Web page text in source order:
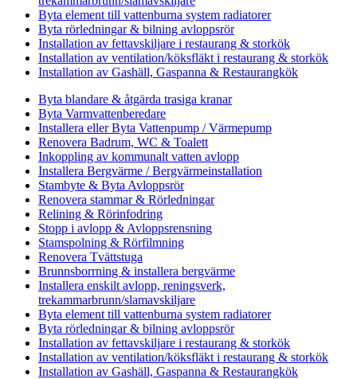
Byta element till vattenburna system radiatorer
Byta rörledningar & bilning avloppsrör
Installation av fettavskiljare i restaurang & storkök
Installation av ventilation/köksfläkt i restaurang & storkök
Installation av Gashäll, Gaspanna & Restaurangkök
Byta blandare & åtgärda trasiga kranar
Byta Varmvattenberedare
Installera eller Byta Vattenpump / Värmepump
Renovera Badrum, WC & Toalett
Inkoppling av kommunalt vatten avlopp
Installera Bergvärme / Bergvärmeinstallation
Stambyte & Byta Avloppsrör
Renovera stammar & Rörledningar
Relining & Rörinfodring
Stopp i avlopp & Avloppsrensning
Stamspolning & Rörfilmning
Renovera Tvättstuga
Brunnsborrning & installera bergvärme
Installera enskilt avlopp, reningsverk,
trekammarbrunn/slamavskiljare
Byta element till vattenburna system radiatorer
Byta rörledningar & bilning avloppsrör
Installation av fettavskiljare i restaurang & storkök
Installation av ventilation/köksfläkt i restaurang & storkök
Installation av Gashäll, Gaspanna & Restaurangkök